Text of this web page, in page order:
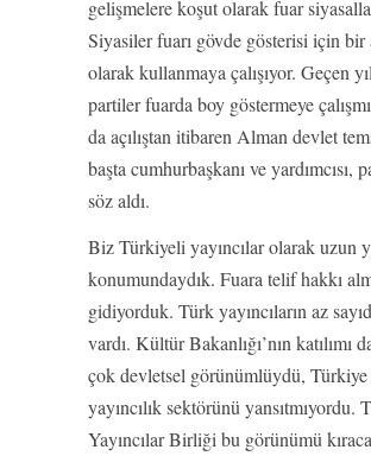
gelişmelere koşut olarak fuar
Siyasiler fuarı gövde gösterisi için bir
olarak kullanmaya çalışıyor. Geçen
partiler fuarda boy göstermeye
da açılıştan itibaren Alman devlet
başta cumhurbaşkanı ve yardımcısı,
söz aldı.
Biz Türkiyeli yayıncılar olarak uzun
konumundaydık. Fuara telif hakkı
gidiyorduk. Türk yayıncıların az
vardı. Kültür Bakanlığı’nın katılımı
çok devletsel görünümlüydü, Türkiye
yayıncılık sektörünü yansıtmıyordu.
Yayıncılar Birliği bu görünümü